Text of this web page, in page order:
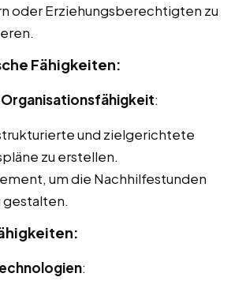
oder Erziehungsberechtigten zu
Fähigkeiten:
Organisationsfähigkeit:
und zielgerichtete
zu erstellen.
um die Nachhilfestunden
: